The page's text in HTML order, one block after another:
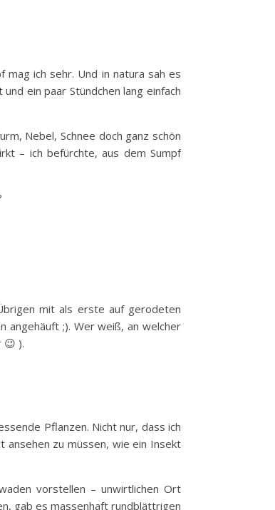
ich sehr. Und in natura sah es
ein paar Stündchen lang einfach
Nebel, Schnee doch ganz schön
– ich befürchte, aus dem Sumpf
mit als erste auf gerodeten
angehäuft ;). Wer weiß, an welcher
😉 ).
Pflanzen. Nicht nur, dass ich
ansehen zu müssen, wie ein Insekt
vorstellen – unwirtlichen Ort
gab es massenhaft rundblättrigen